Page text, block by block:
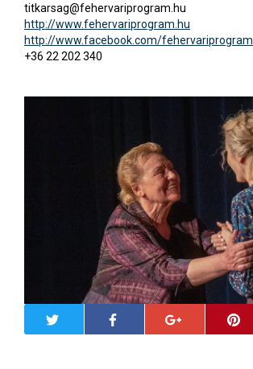
titkarsag@fehervariprogram.hu
http://www.fehervariprogram.hu
http://www.facebook.com/fehervariprogram
+36 22 202 340